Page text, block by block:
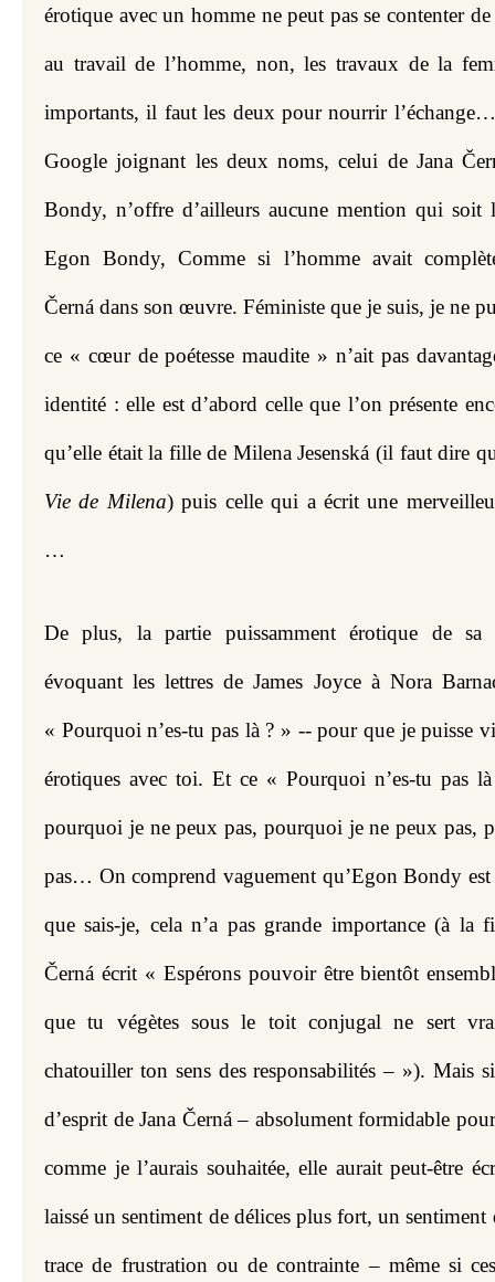
érotique avec un homme ne peut pas se contenter
au travail de l’homme, non, les travaux de la
importants, il faut les deux pour nourrir
Google joignant les deux noms, celui de Jana
Bondy, n’offre d’ailleurs aucune mention qui soit
Egon Bondy, Comme si l’homme avait
Černá dans son œuvre. Féministe que je suis, je ne
ce « cœur de poétesse maudite » n’ait pas
identité : elle est d’abord celle que l’on présente
Vie de Milena) puis celle qui a écrit une
…
De plus, la partie puissamment érotique de sa
évoquant les lettres de James Joyce à Nora
« Pourquoi n’es-tu pas là ? » -- pour que je puisse
érotiques avec toi. Et ce « Pourquoi n’es-tu pas
pourquoi je ne peux pas, pourquoi je ne peux pas,
pas… On comprend vaguement qu’Egon Bondy
que sais-je, cela n’a pas grande importance (à la
Černá écrit « Espérons pouvoir être bientôt
que tu végètes sous le toit conjugal ne sert
chatouiller ton sens des responsabilités – »). Mais
d’esprit de Jana Černá – absolument formidable
comme je l’aurais souhaitée, elle aurait peut-être
laissé un sentiment de délices plus fort, un sentiment
trace de frustration ou de contrainte – même si